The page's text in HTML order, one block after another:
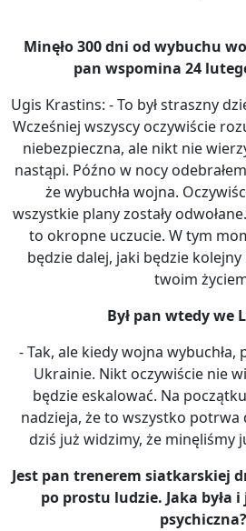
Minęło 300 dni od wybuchu
pan wspomina 24
Ugis Krastins: - To był straszny
Wcześniej wszyscy oczywiście
niebezpieczna, ale nikt nie
nastąpi. Późno w nocy
że wybuchła wojna.
wszystkie plany zostały
to okropne uczucie. W tym
będzie dalej, jaki będzie
twoim
Był pan wtedy we
- Tak, ale kiedy wojna wybuchła,
Ukrainie. Nikt oczywiście nie
będzie eskalować. Na
nadzieja, że to wszystko potrwa
dziś już widzimy, że minęliśmy
Jest pan trenerem siatkarskiej
po prostu ludzie. Jaka była
psychiczna?